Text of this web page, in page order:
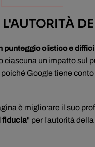
punteggio olistico e
ciascuna un impatto sul
Google tiene
è migliorare il suo
fiducia" per l'autorità